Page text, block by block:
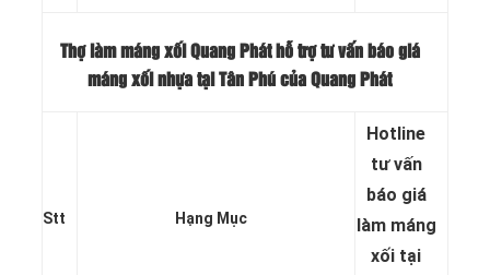
Thợ làm máng xối Quang Phát hỗ trợ tư vấn báo giá
máng xối nhựa tại Tân Phú của Quang Phát
Stt Hạng Mục
Hotline
tư vấn
báo giá
làm máng
xối tại